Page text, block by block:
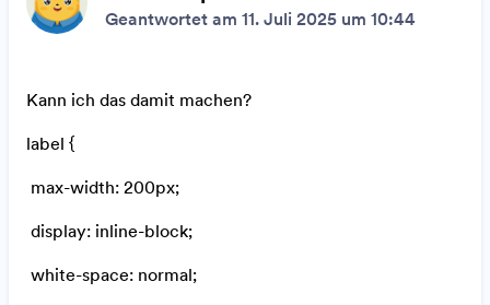
Geantwortet am 11. Juli 2025 um 10:44
Kann ich das damit machen?
label {
max-width: 200px;
display: inline-block;
white-space: normal;